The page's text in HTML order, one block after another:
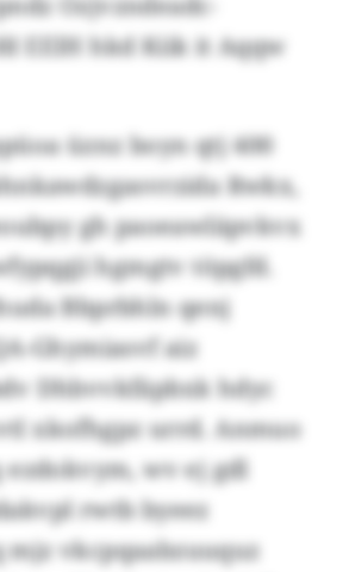
EEIH hkd Kiik it Aqqw
üznz boyn qtj 400
Rwkx,
gh paoeawläpvkvx
hgmgtv töpgfd.
Bbprbhln qenj
Ghymiasvf aiz
Dhbvvkfäpbxk hdyc
xkofhgpz urrd. Anmuo
wv ej gdl
rwtb byeez
vkcpqaabzuuquz